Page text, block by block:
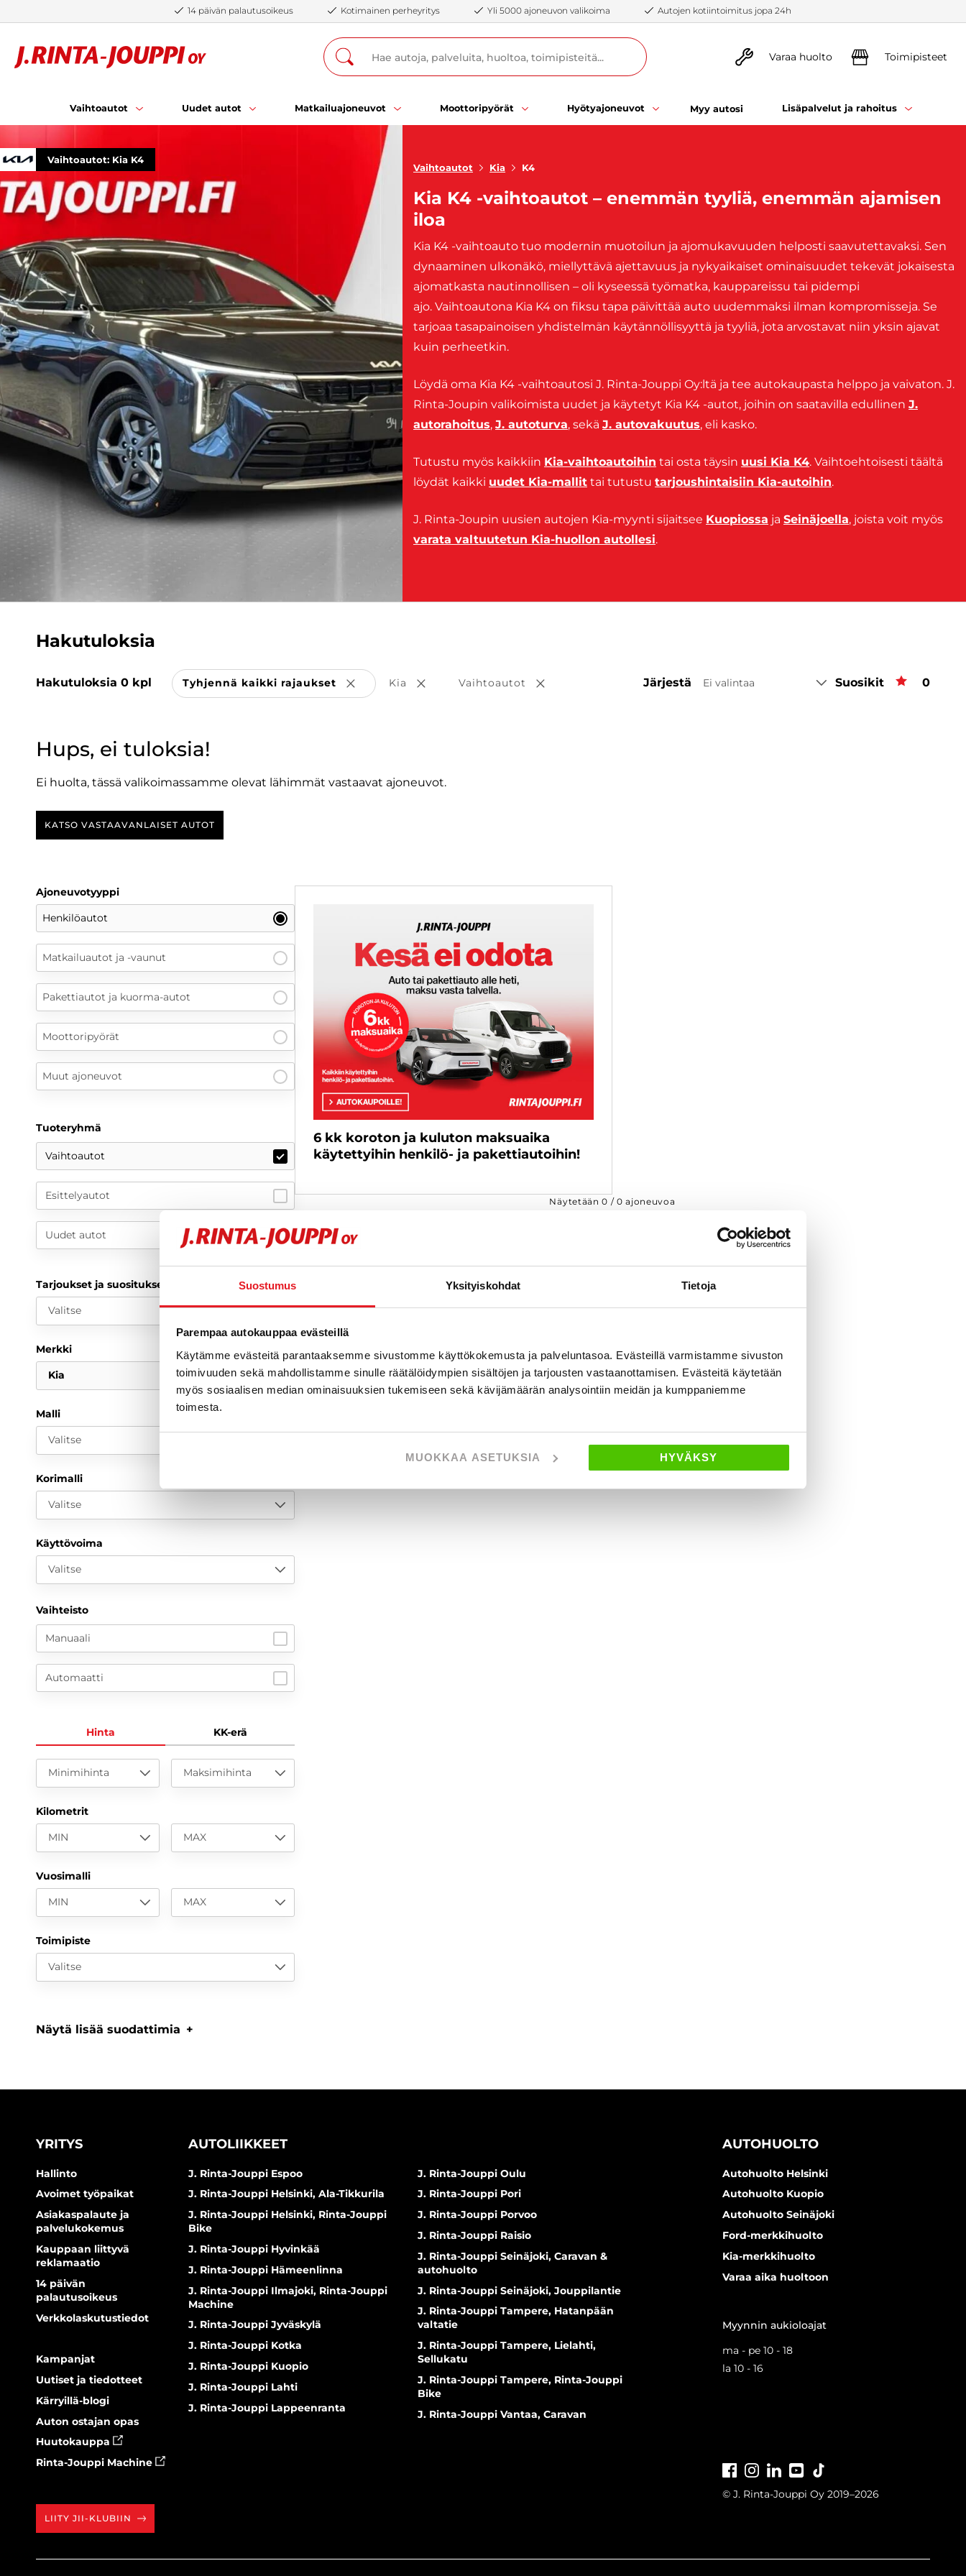
Suostumus Yksityiskohdat Tietoja
Parempaa autokauppaa evästeillä
Käytämme evästeitä parantaaksemme sivustomme käyttökokemusta ja palveluntasoa. Evästeillä varmistamme sivuston
toimivuuden sekä mahdollistamme sinulle räätälöidympien sisältöjen ja tarjousten vastaanottamisen. Evästeitä käytetään
myös sosiaalisen median ominaisuuksien tukemiseen sekä kävijämäärän analysointiin meidän ja kumppaniemme
toimesta.
MUOKKAA ASETUKSIA HYVÄKSY
14 päivän palautusoikeus Kotimainen perheyritys Yli 5000 ajoneuvon valikoima Autojen kotiintoimitus jopa 24h
Varaa huolto Toimipisteet
Vaihtoautot Uudet autot Matkailuajoneuvot Moottoripyörät Hyötyajoneuvot Myy autosi Lisäpalvelut ja rahoitus
Vaihtoautot: Kia K4
Vaihtoautot Kia K4
Kia K4 -vaihtoautot – enemmän tyyliä, enemmän ajamisen
iloa
Kia K4 -vaihtoauto tuo modernin muotoilun ja ajomukavuuden helposti saavutettavaksi. Sen
dynaaminen ulkonäkö, miellyttävä ajettavuus ja nykyaikaiset ominaisuudet tekevät jokaisesta
ajomatkasta nautinnollisen – oli kyseessä työmatka, kauppareissu tai pidempi
ajo. Vaihtoautona Kia K4 on fiksu tapa päivittää auto uudemmaksi ilman kompromisseja. Se
tarjoaa tasapainoisen yhdistelmän käytännöllisyyttä ja tyyliä, jota arvostavat niin yksin ajavat
kuin perheetkin.
Löydä oma Kia K4 -vaihtoautosi J. Rinta-Jouppi Oy:ltä ja tee autokaupasta helppo ja vaivaton. J.
Rinta-Joupin valikoimista uudet ja käytetyt Kia K4 -autot, joihin on saatavilla edullinen J.
autorahoitus, J. autoturva, sekä J. autovakuutus, eli kasko.
Tutustu myös kaikkiin Kia-vaihtoautoihin tai osta täysin uusi Kia K4. Vaihtoehtoisesti täältä
löydät kaikki uudet Kia-mallit tai tutustu tarjoushintaisiin Kia-autoihin.
J. Rinta-Joupin uusien autojen Kia-myynti sijaitsee Kuopiossa ja Seinäjoella, joista voit myös
varata valtuutetun Kia-huollon autollesi.
Hakutuloksia
Hakutuloksia 0 kpl Tyhjennä kaikki rajaukset Poista valinta
Kia Poista valinta
Vaihtoautot Poista valinta Järjestä Ei valintaa Suosikit 0
Hups, ei tuloksia!
Ei huolta, tässä valikoimassamme olevat lähimmät vastaavat ajoneuvot.
KATSO VASTAAVANLAISET AUTOT
Ajoneuvotyyppi
Henkilöautot
Matkailuautot ja -vaunut
Pakettiautot ja kuorma-autot
Moottoripyörät
Muut ajoneuvot
Tuoteryhmä
Vaihtoautot
Esittelyautot
Uudet autot
Tarjoukset ja suositukset
Valitse
Merkki
Kia
Malli
Valitse
Korimalli
Valitse
Käyttövoima
Valitse
Vaihteisto
Manuaali
Automaatti
Hinta KK-erä
Minimihinta Maksimihinta
Kilometrit
MIN MAX
Vuosimalli
MIN MAX
Toimipiste
Valitse
Näytä lisää suodattimia
6 kk koroton ja kuluton maksuaika
käytettyihin henkilö- ja pakettiautoihin!
Näytetään0 /0 ajoneuvoa
YRITYS
Hallinto
Avoimet työpaikat
Asiakaspalaute ja
palvelukokemus
Kauppaan liittyvä
reklamaatio
14 päivän
palautusoikeus
Verkkolaskutustiedot
Kampanjat
Uutiset ja tiedotteet
Kärryillä-blogi
Auton ostajan opas
Huutokauppa
Rinta-Jouppi Machine
AUTOLIIKKEET
J. Rinta-Jouppi Espoo
J. Rinta-Jouppi Helsinki, Ala-Tikkurila
J. Rinta-Jouppi Helsinki, Rinta-Jouppi
Bike
J. Rinta-Jouppi Hyvinkää
J. Rinta-Jouppi Hämeenlinna
J. Rinta-Jouppi Ilmajoki, Rinta-Jouppi
Machine
J. Rinta-Jouppi Jyväskylä
J. Rinta-Jouppi Kotka
J. Rinta-Jouppi Kuopio
J. Rinta-Jouppi Lahti
J. Rinta-Jouppi Lappeenranta
J. Rinta-Jouppi Oulu
J. Rinta-Jouppi Pori
J. Rinta-Jouppi Porvoo
J. Rinta-Jouppi Raisio
J. Rinta-Jouppi Seinäjoki, Caravan &
autohuolto
J. Rinta-Jouppi Seinäjoki, Jouppilantie
J. Rinta-Jouppi Tampere, Hatanpään
valtatie
J. Rinta-Jouppi Tampere, Lielahti,
Sellukatu
J. Rinta-Jouppi Tampere, Rinta-Jouppi
Bike
J. Rinta-Jouppi Vantaa, Caravan
AUTOHUOLTO
Autohuolto Helsinki
Autohuolto Kuopio
Autohuolto Seinäjoki
Ford-merkkihuolto
Kia-merkkihuolto
Varaa aika huoltoon
Myynnin aukioloajat
ma - pe 10 - 18
la 10 - 16
FacebookInstagramLinkedInYoutube
© J. Rinta-Jouppi Oy 2019–2026
LIITY JII-KLUBIIN